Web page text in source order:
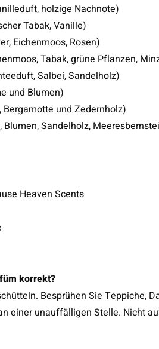
holzige Nachnote)
Tabak, Vanille)
Eichenmoos, Rosen)
Tabak, grüne Pflanzen,
Salbei, Sandelholz)
und Blumen)
und Zedernholz)
Sandelholz,
Heaven Scents
korrekt?
Besprühen Sie Teppiche,
einer unauffälligen Stelle. Nicht